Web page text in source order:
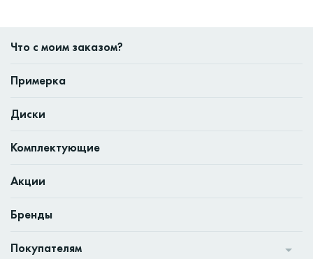
Что с моим заказом?
Примерка
Диски
Комплектующие
Акции
Бренды
Покупателям